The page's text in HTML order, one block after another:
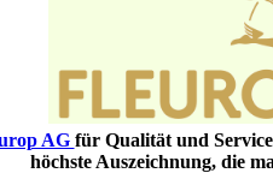
AG für Qualität und
höchste Auszeichnung, die